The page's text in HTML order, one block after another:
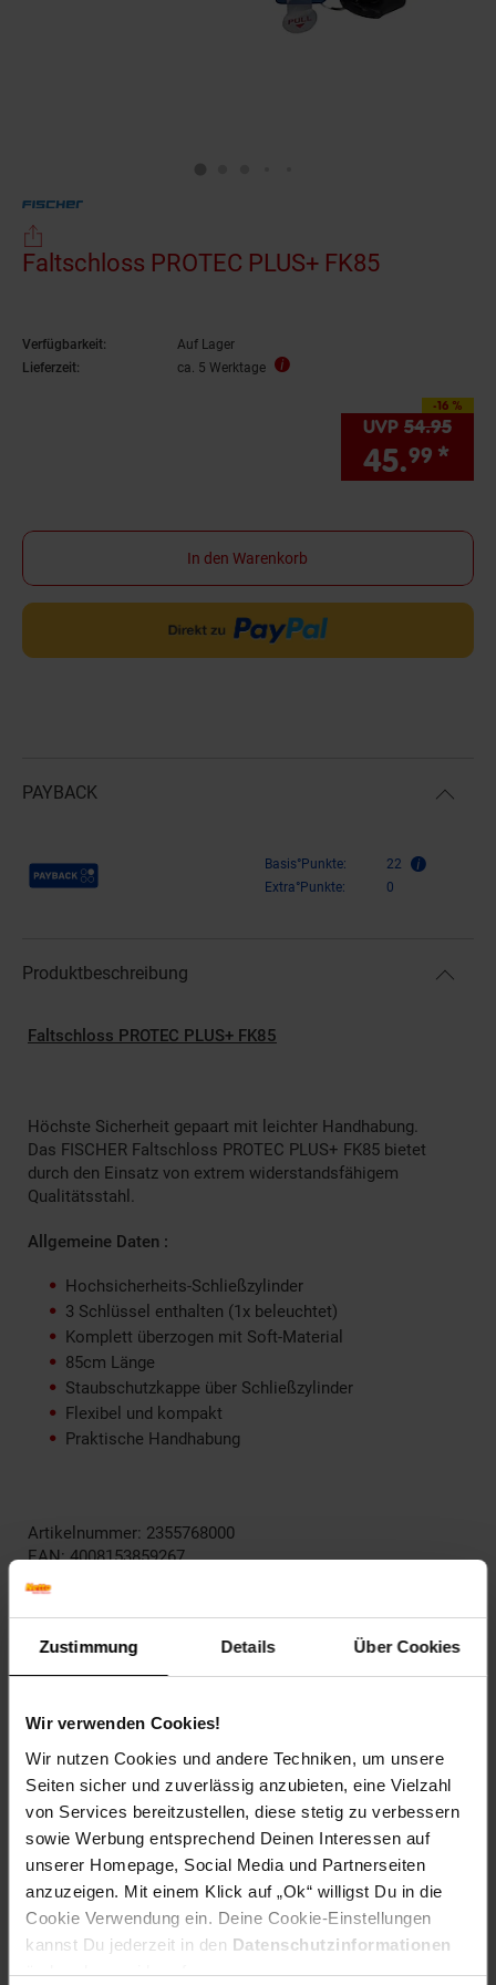
Zustimmung Details Über Cookies
Wir verwenden Cookies!
Wir nutzen Cookies und andere Techniken, um unsere
Seiten sicher und zuverlässig anzubieten, eine Vielzahl
von Services bereitzustellen, diese stetig zu verbessern
sowie Werbung entsprechend Deinen Interessen auf
unserer Homepage, Social Media und Partnerseiten
anzuzeigen. Mit einem Klick auf „Ok“ willigst Du in die
Cookie Verwendung ein. Deine Cookie-Einstellungen
kannst Du jederzeit in den Datenschutzinformationen
ändern bzw. widerrufen.
Faltschloss PROTEC PLUS+ FK85
Verfügbarkeit:
Auf Lager
Lieferzeit:
ca. 5 Werktage
-16 %
Sie Sparen 16
UVP 54.95
45.99 *
In den Warenkorb
PAYBACK
Payback Punkte Basis°Punkte:
22
Extra°Punkte:
0
Produktbeschreibung
Faltschloss PROTEC PLUS+ FK85
Höchste Sicherheit gepaart mit leichter Handhabung.
Das FISCHER Faltschloss PROTEC PLUS+ FK85 bietet
durch den Einsatz von extrem widerstandsfähigem
Qualitätsstahl.
Allgemeine Daten :
Hochsicherheits-Schließzylinder
3 Schlüssel enthalten (1x beleuchtet)
Komplett überzogen mit Soft-Material
85cm Länge
Staubschutzkappe über Schließzylinder
Flexibel und kompakt
Praktische Handhabung
Artikelnummer: 2355768000
EAN: 4008153859267
Artikel gehört zur Kategorie:
Herstellerinformationen
Fußzeile
Weitere Online-Angebote
Netto Reisen TV-Shop Weinwelt